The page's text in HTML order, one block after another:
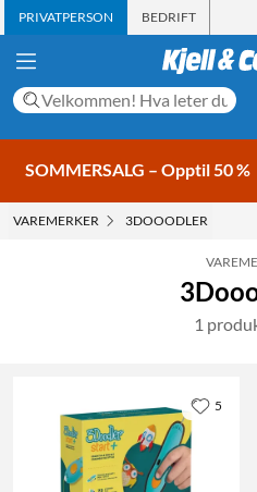
PRIVATPERSON BEDRIFT
SOMMERSALG – Opptil 50 %
VAREMERKER 3DOOODLER
1
5